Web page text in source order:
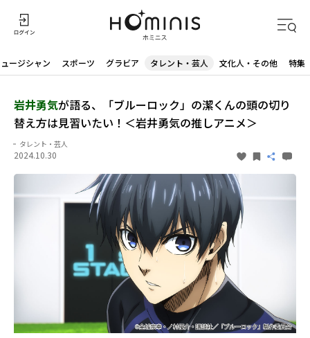
ージシャン スポーツ グラビア タレント・芸人 文化人・その他 特集
岩井勇気が語る、「ブルーロック」の潔くんの頭の切り
替え方は見習いたい！＜岩井勇気の推しアニメ＞
タレント・芸人
2024.10.30